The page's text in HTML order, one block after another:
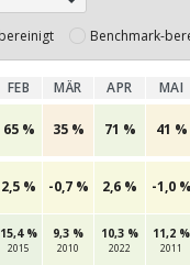
Benchmark-
FEB MÄR APR MAI
65 % 35 % 71 % 41 %
2,5 % -0,7 % 2,6 % -1,0 %
15,4 %
2015
9,3 %
2010
10,3 %
2022
11,2 %
2011